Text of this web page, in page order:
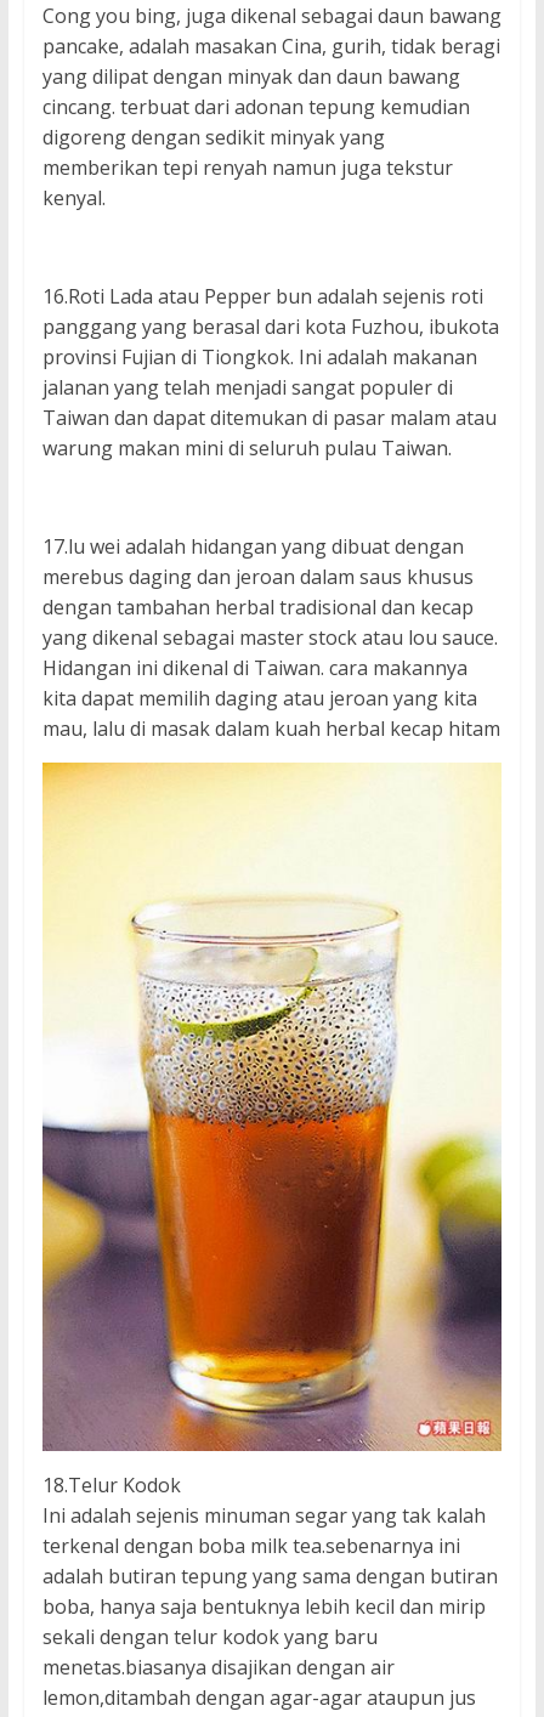
Cong you bing, juga dikenal sebagai daun bawang
pancake, adalah masakan Cina, gurih, tidak beragi
yang dilipat dengan minyak dan daun bawang
cincang. terbuat dari adonan tepung kemudian
digoreng dengan sedikit minyak yang
memberikan tepi renyah namun juga tekstur
kenyal.
16.Roti Lada atau Pepper bun adalah sejenis roti
panggang yang berasal dari kota Fuzhou, ibukota
provinsi Fujian di Tiongkok. Ini adalah makanan
jalanan yang telah menjadi sangat populer di
Taiwan dan dapat ditemukan di pasar malam atau
warung makan mini di seluruh pulau Taiwan.
17.lu wei adalah hidangan yang dibuat dengan
merebus daging dan jeroan dalam saus khusus
dengan tambahan herbal tradisional dan kecap
yang dikenal sebagai master stock atau lou sauce.
Hidangan ini dikenal di Taiwan. cara makannya
kita dapat memilih daging atau jeroan yang kita
mau, lalu di masak dalam kuah herbal kecap hitam
18.Telur Kodok
Ini adalah sejenis minuman segar yang tak kalah
terkenal dengan boba milk tea.sebenarnya ini
adalah butiran tepung yang sama dengan butiran
boba, hanya saja bentuknya lebih kecil dan mirip
sekali dengan telur kodok yang baru
menetas.biasanya disajikan dengan air
lemon,ditambah dengan agar-agar ataupun jus